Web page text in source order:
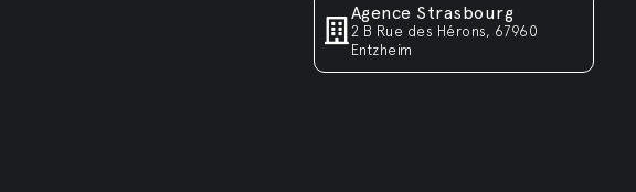
Agence Strasbourg
2 B Rue des Hérons, 67960
Entzheim